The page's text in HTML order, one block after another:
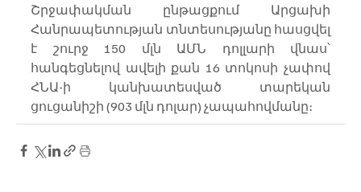
Շրջափակման ընթացքում Արցախի
Հանրապետության տնտեսությանը հասցվել
է շուրջ 150 մլն ԱՄՆ դոլլարի վնաս՝
հանգեցնելով ավելի քան 16 տոկոսի չափով
ՀՆԱ-ի կանխատեսված տարեկան
ցուցանիշի (903 մլն դոլար) չապահովմանը։